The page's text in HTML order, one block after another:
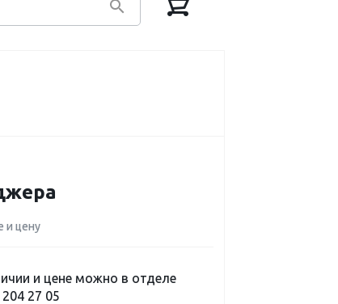
и цену
и цене можно в отделе
27 05